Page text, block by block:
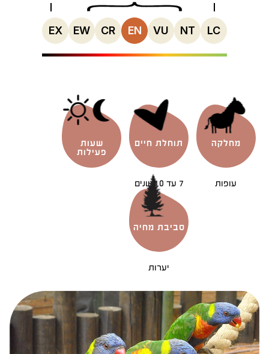
LC
NT
VU
EN
CR
EW
EX
מחלקה
עופות
תוחלת חיים
7 עד 10 שנים
שעות
פעילות
סביבת מחיה
יערות